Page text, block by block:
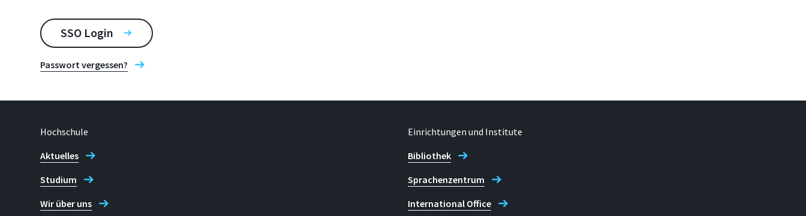
SSO Login
Passwort vergessen?
Hochschule
Aktuelles
Studium
Wir über uns
Einrichtungen und Institute
Bibliothek
Sprachenzentrum
International Office